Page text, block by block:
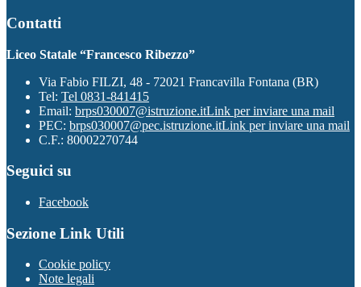
Contatti
Liceo Statale “Francesco Ribezzo”
Via Fabio FILZI, 48 - 72021 Francavilla Fontana (BR)
Tel: Tel 0831-841415
Email: brps030007@istruzione.itLink per inviare una mail
PEC: brps030007@pec.istruzione.itLink per inviare una mail
C.F.: 80002270744
Seguici su
Facebook
Sezione Link Utili
Cookie policy
Note legali